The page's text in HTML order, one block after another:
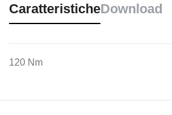
CaratteristicheDownload
120 Nm